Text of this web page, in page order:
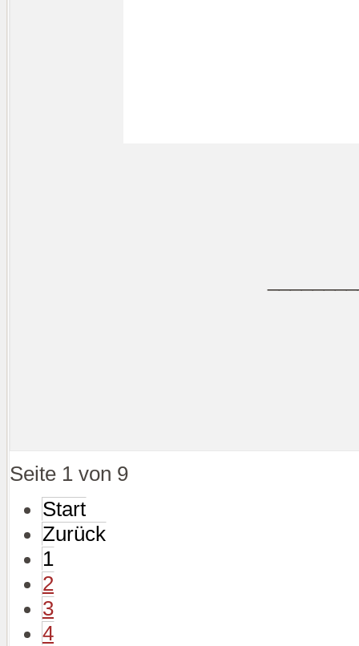
Seite 1 von 9
Start
Zurück
1
2
3
4